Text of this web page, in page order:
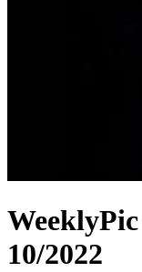
10/2022